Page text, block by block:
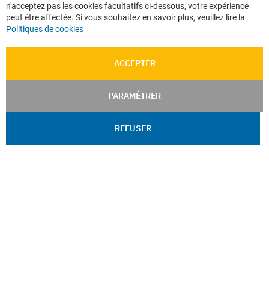
Confidentialité
Plan du site
n'acceptez pas les cookies facultatifs ci-dessous, votre expérience
peut être affectée. Si vous souhaitez en savoir plus, veuillez lire la
Politiques de cookies
ACCEPTER
PARAMÉTRER
REFUSER